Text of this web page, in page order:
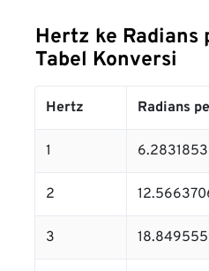
Hertz ke Radians
Tabel Konversi
Hertz Radians
1 6.2831853
2
3